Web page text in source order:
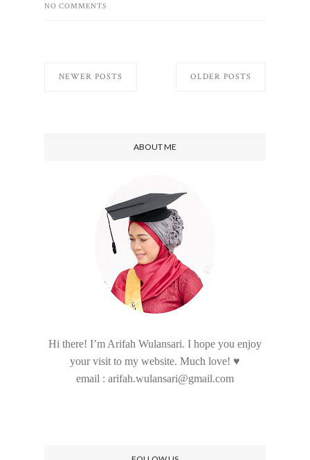
NO COMMENTS
NEWER POSTS OLDER POSTS
ABOUT ME
Hi there! I’m Arifah Wulansari. I hope you enjoy
your visit to my website. Much love! ♥
email : arifah.wulansari@gmail.com